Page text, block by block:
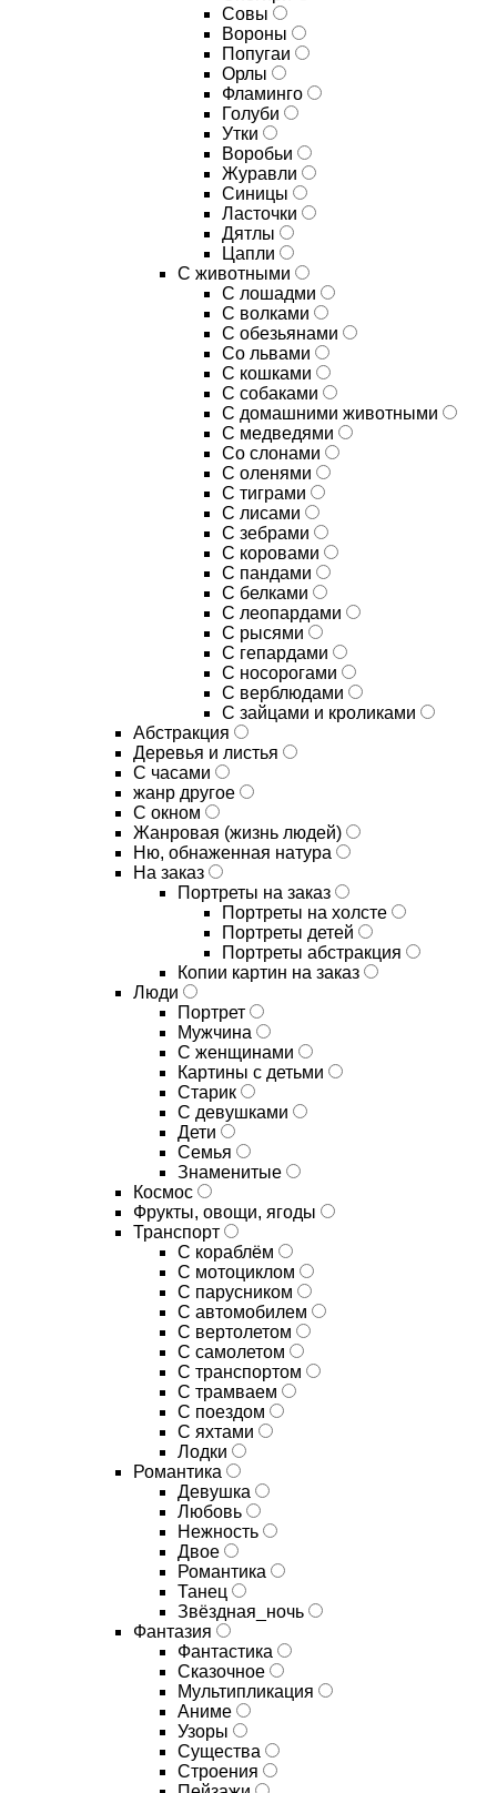
Совы
Вороны
Попугаи
Орлы
Фламинго
Голуби
Утки
Воробьи
Журавли
Синицы
Ласточки
Дятлы
Цапли
С животными
С лошадми
С волками
С обезьянами
Со львами
С кошками
С собаками
С домашними животными
С медведями
Со слонами
С оленями
С тиграми
С лисами
С зебрами
С коровами
С пандами
С белками
С леопардами
С рысями
С гепардами
С носорогами
С верблюдами
С зайцами и кроликами
Абстракция
Деревья и листья
С часами
жанр другое
С окном
Жанровая (жизнь людей)
Ню, обнаженная натура
На заказ
Портреты на заказ
Портреты на холсте
Портреты детей
Портреты абстракция
Копии картин на заказ
Люди
Портрет
Мужчина
С женщинами
Картины с детьми
Старик
С девушками
Дети
Семья
Знаменитые
Космос
Фрукты, овощи, ягоды
Транспорт
С кораблём
С мотоциклом
С парусником
С автомобилем
С вертолетом
С самолетом
С транспортом
С трамваем
С поездом
С яхтами
Лодки
Романтика
Девушка
Любовь
Нежность
Двое
Романтика
Танец
Звёздная_ночь
Фантазия
Фантастика
Сказочное
Мультипликация
Аниме
Узоры
Существа
Строения